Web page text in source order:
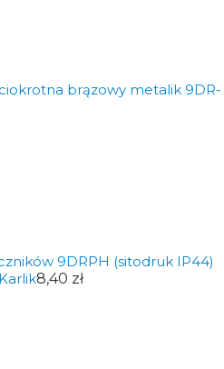
brązowy metalik 9DR-
9DRPH (sitodruk IP44)
8,40 zł